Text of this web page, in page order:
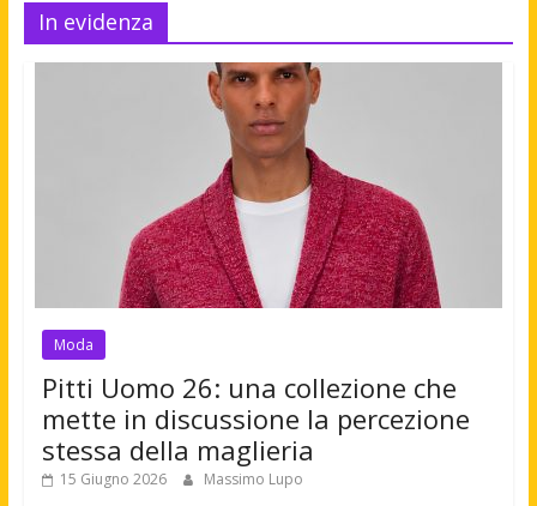
In evidenza
Moda
Pitti Uomo 26: una collezione che
mette in discussione la percezione
stessa della maglieria
15 Giugno 2026 Massimo Lupo